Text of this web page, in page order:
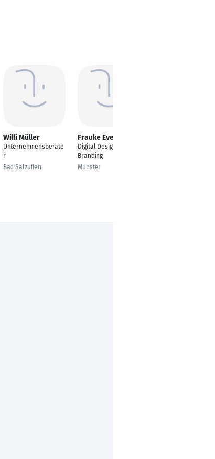
Willi Müller
Unternehmensberate
r
Bad Salzuflen
Frauke Eversmann
Digital Design &
Branding
Münster